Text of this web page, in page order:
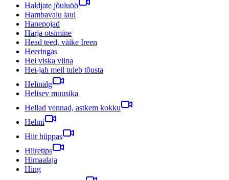
Haldjate jõuluöö
Hambavalu laul
Hanepojad
Harja otsimine
Head teed, väike Ireen
Heeringas
Hei viska viina
Hei-jah meil tuleb tõusta
Helinälg
Helisev muusika
Hellad vennad, astkem kokku
Helmi
Hiir hüppas
Hiiretips
Himaalaja
Hing